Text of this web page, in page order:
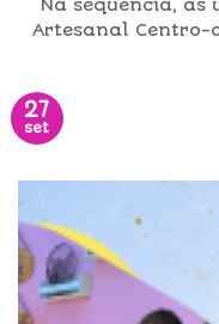
Na sequência,
Artesanal Centro-
27
set